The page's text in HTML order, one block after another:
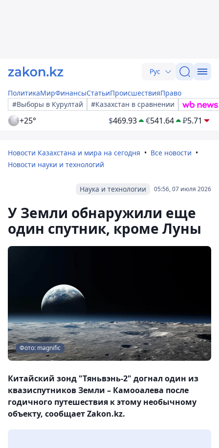
Рус
ПолитикаМирФинансыСтатьиПроисшествияПраво
#Выборы в Курултай
#Казахстан в сравнении
+25° $469.93 €541.64 ₽5.71
Новости Казахстана и мира на сегодня
Все новости
Новости науки и технологий
05:56, 07 июля 2026
Наука и технологии
У Земли обнаружили еще
один спутник, кроме Луны
Фото: magnific
Китайский зонд "Тяньвэнь-2" догнал один из
квазиспутников Земли – Камооалева после
годичного путешествия к этому необычному
объекту, сообщает Zakon.kz.